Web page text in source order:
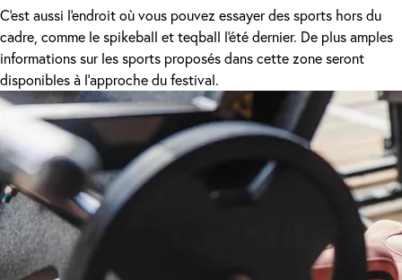
C'est aussi l'endroit où vous pouvez essayer des sports hors du
cadre, comme le spikeball et teqball l'été dernier. De plus amples
informations sur les sports proposés dans cette zone seront
disponibles à l'approche du festival.